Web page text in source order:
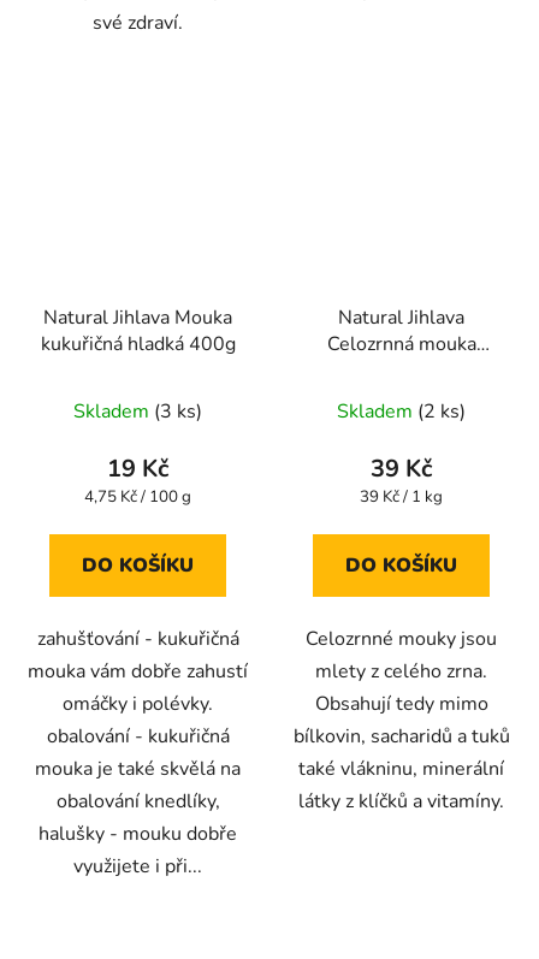
své zdraví.
Natural Jihlava Mouka
kukuřičná hladká 400g
Skladem (3 ks)
19 Kč
Měrná
4,75 Kč / 100 g
DO KOŠÍKU
zahušťování - kukuřičná
mouka vám dobře zahustí
omáčky i polévky.
obalování - kukuřičná
mouka je také skvělá na
obalování knedlíky,
halušky - mouku dobře
využijete i při...
Natural Jihlava
Celozrnná mouka
Skladem (2 ks)
39 Kč
Měrná
39 Kč / 1 kg
DO KOŠÍKU
Celozrnné mouky jsou
mlety z celého zrna.
Obsahují tedy mimo
bílkovin, sacharidů a tuků
také vlákninu, minerální
látky z klíčků a vitamíny.